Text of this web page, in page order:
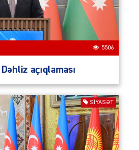
5506
açıqlaması
SIYASƏT